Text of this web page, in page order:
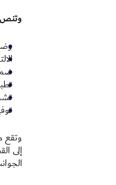
وتقع
إلى